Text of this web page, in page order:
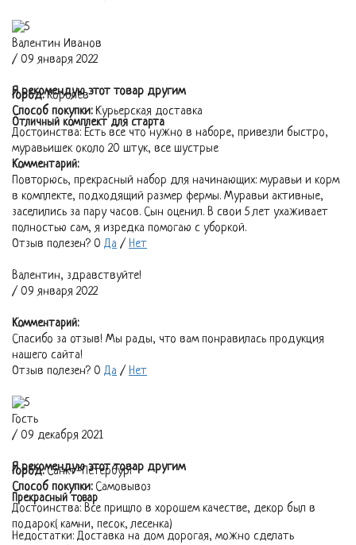
Валентин Иванов
/ 09 января 2022
Я рекомендую этот товар другим
Город:Королев
Способ покупки:Курьерская доставка
Отличный комплект для старта
Достоинства: Есть все что нужно в наборе, привезли быстро,
муравьишек около 20 штук, все шустрые
Комментарий:
Повторюсь, прекрасный набор для начинающих: муравьи и корм
в комплекте, подходящий размер фермы. Муравьи активные,
заселились за пару часов. Сын оценил. В свои 5 лет ухаживает
полностью сам, я изредка помогаю с уборкой.
Отзыв полезен? 0 Да / Нет
Валентин, здравствуйте!
/ 09 января 2022
Комментарий:
Спасибо за отзыв! Мы рады, что вам понравилась продукция
нашего сайта!
Отзыв полезен? 0 Да / Нет
Гость
/ 09 декабря 2021
Я рекомендую этот товар другим
Город:Санкт-Петербург
Способ покупки: Самовывоз
Прекрасный товар
Достоинства: Все пришло в хорошем качестве, декор был в
подарок( камни, песок, лесенка)
Недостатки: Доставка на дом дорогая, можно сделать